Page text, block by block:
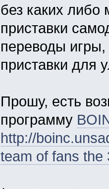
без каких либо
приставки
переводы
приставки для
Прошу, есть
программу
http://
team of fans the